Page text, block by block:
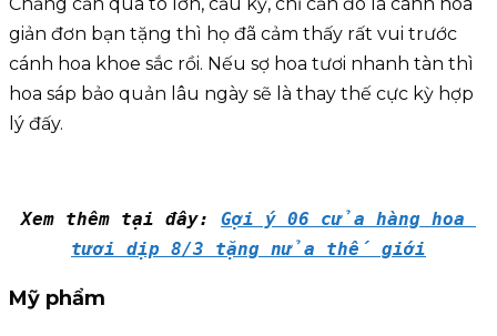
giản đơn bạn tặng thì họ đã cảm thấy rất vui trước
cánh hoa khoe sắc rồi. Nếu sợ hoa tươi nhanh tàn thì
hoa sáp bảo quản lâu ngày sẽ là thay thế cực kỳ hợp
lý đấy.
Xem thêm tại đây: Gợi ý 06 cửa hàng hoa
tươi dịp 8/3 tặng nửa thế giới
Mỹ phẩm